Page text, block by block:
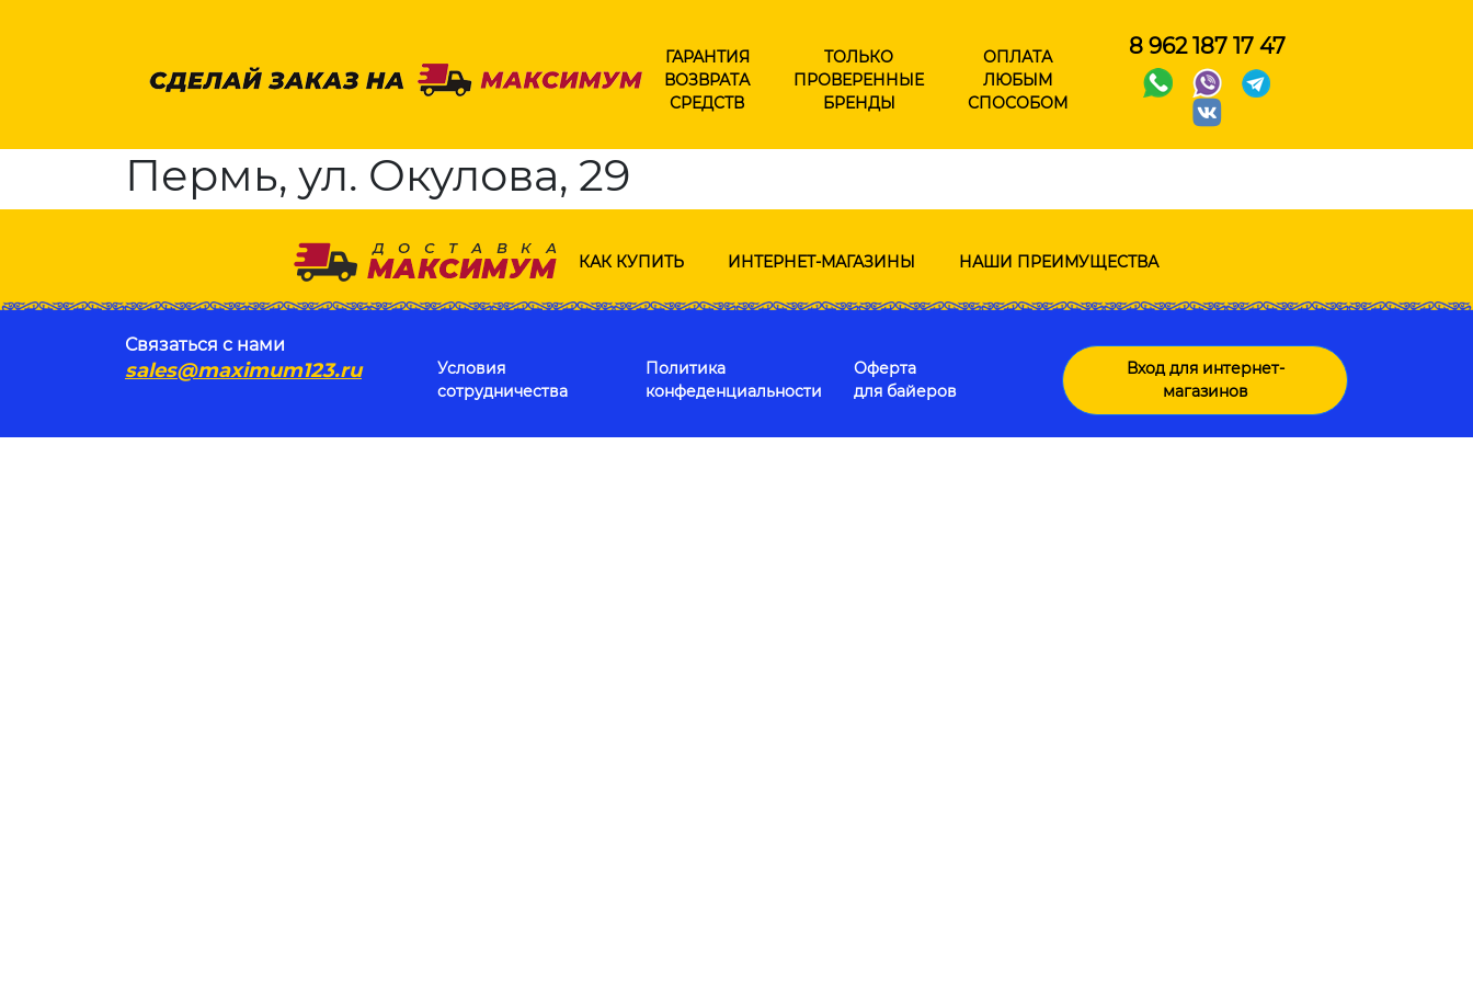
ГАРАНТИЯ
ВОЗВРАТА
СРЕДСТВ
ТОЛЬКО
ПРОВЕРЕННЫЕ
БРЕНДЫ
ОПЛАТА
ЛЮБЫМ
СПОСОБОМ
8 962 187 17 47
Пермь, ул. Окулова, 29
КАК КУПИТЬ ИНТЕРНЕТ-МАГАЗИНЫ НАШИ ПРЕИМУЩЕСТВА
Связаться с нами
sales@maximum123.ru
Условия
сотрудничества
Политика
конфеденциальности
Оферта
для байеров
Вход для интернет-
магазинов